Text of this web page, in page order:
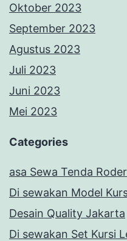
Oktober 2023
September 2023
Agustus 2023
Juli 2023
Juni 2023
Mei 2023
Categories
asa Sewa Tenda
Di sewakan Model
Desain Quality Jakarta
Di sewakan Set Kursi